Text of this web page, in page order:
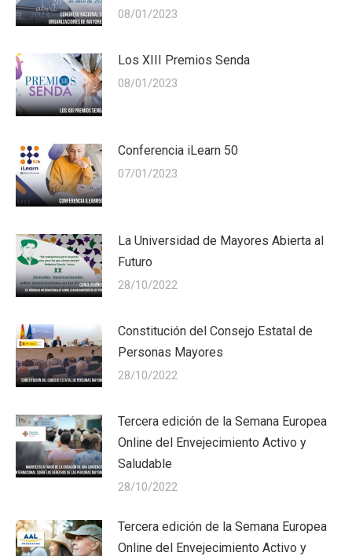
08/01/2023
Los XIII Premios Senda
08/01/2023
Conferencia iLearn 50
07/01/2023
La Universidad de Mayores Abierta al
Futuro
28/10/2022
Constitución del Consejo Estatal de
Personas Mayores
28/10/2022
Tercera edición de la Semana Europea
Online del Envejecimiento Activo y
Saludable
28/10/2022
Tercera edición de la Semana Europea
Online del Envejecimiento Activo y